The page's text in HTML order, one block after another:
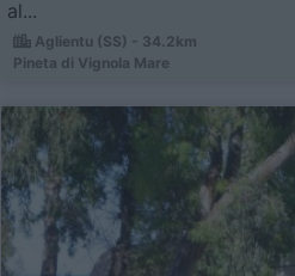
al...
Aglientu (SS) - 34.2km
Pineta di Vignola Mare